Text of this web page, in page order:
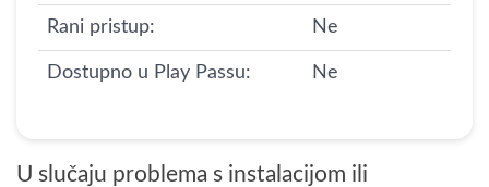
Rani pristup: Ne
Dostupno u Play Passu: Ne
U slučaju problema s instalacijom ili